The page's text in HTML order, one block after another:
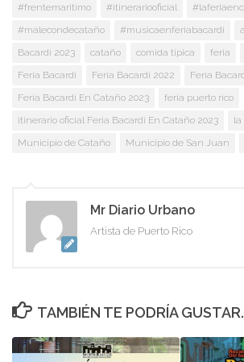
#frentemaritimo
#itinerariooficial
#malecondecataño
#musicaenferiabacardi
Bacardi 2023
cataño comida tipica feria
Feria Bacardi
Feria Bacardí 2022
Feria
Feria Bacardí En Cataño 2023
feria puerto rico
itinerario oficial Feria Bacardí En Cataño 2023
la
Municipio de Cataño
Municipio de San Juan
Mr Diario Urbano
Artista de Puerto Rico
TAMBIÉN TE PODRÍA